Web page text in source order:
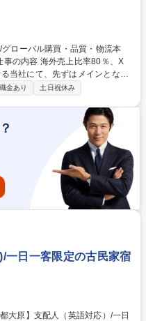
当社にて、先ずはメインとなる
ーバルのサプラ
渉・調整と、目標達成に向けた
開発 募集職種 【京
ライヤ品質監査の企画・実行
金あり 土日祝休み
一日一客限定の古民家宿